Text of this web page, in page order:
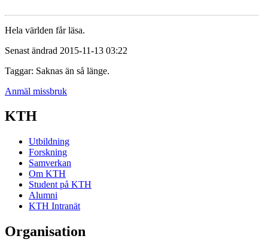
Hela världen får läsa.
Senast ändrad 2015-11-13 03:22
Taggar: Saknas än så länge.
Anmäl missbruk
KTH
Utbildning
Forskning
Samverkan
Om KTH
Student på KTH
Alumni
KTH Intranät
Organisation